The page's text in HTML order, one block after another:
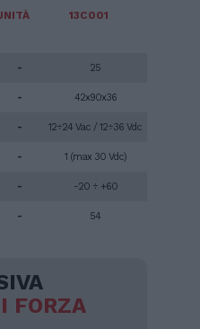
-
-
-
-
-
-
13C001
25
42x90x36
12÷24 Vac / 12÷36 Vdc
1 (max 30 Vdc)
-20 ÷ +60
54
FORZA